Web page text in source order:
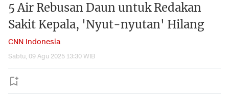
5 Air Rebusan Daun untuk Redakan
Sakit Kepala, 'Nyut-nyutan' Hilang
CNN Indonesia
Sabtu, 09 Agu 2025 13:30 WIB